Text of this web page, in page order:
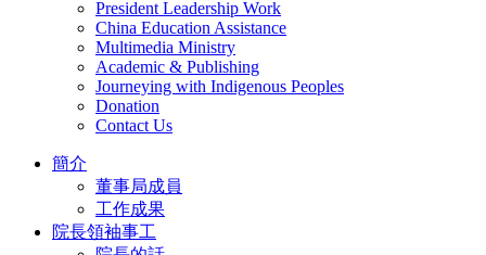
President Leadership Work
China Education Assistance
Multimedia Ministry
Academic & Publishing
Journeying with Indigenous Peoples
Donation
Contact Us
簡介
董事局成員
工作成果
院長領袖事工